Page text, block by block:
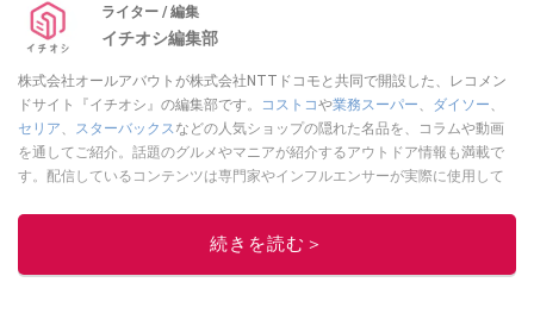
ライター / 編集
イチオシ編集部
株式会社オールアバウトが株式会社NTTドコモと共同で開設した、レコメン
ドサイト『イチオシ』の編集部です。
コストコや業務スーパー ダイソー
セリア
スターバックス などの人気ショップの隠れた名品を、コラムや動画
を通してご紹介。話題のグルメやマニアが紹介するアウトドア情報も満載で
す。配信しているコンテンツは専門家やインフルエンサーが実際に使用して
ニュースでフォロー
続きを読む＞